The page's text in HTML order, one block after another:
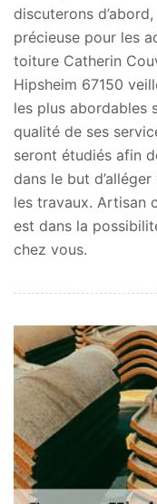
discuterons
précieuse pour les
toiture Catherin
Hipsheim 67150
les plus abordables
qualité de ses
seront étudiés afin
dans le but
les travaux. Artisan
est dans la
chez vous.